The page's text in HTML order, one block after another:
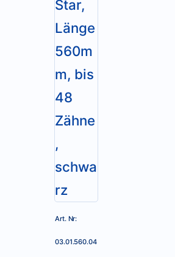
Art. Nr:
03.01.560.04